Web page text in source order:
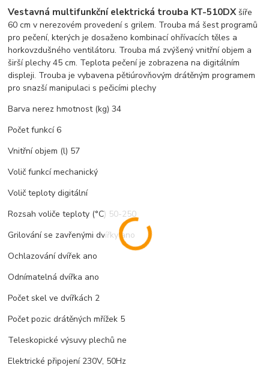
Vestavná multifunkční elektrická trouba KT-510DXšíře
60 cm v nerezovém provedení s grilem. Trouba má šest programů
pro pečení, kterých je dosaženo kombinací ohřívacích těles a
horkovzdušného ventilátoru. Trouba má zvýšený vnitřní objem a
širší plechy 45 cm. Teplota pečení je zobrazena na digitálním
displeji. Trouba je vybavena pětiúrovňovým drátěným programem
pro snazší manipulaci s pečicími plechy
Barva nerez hmotnost (kg) 34
Počet funkcí 6
Vnitřní objem (l) 57
Volič funkcí mechanický
Volič teploty digitální
Rozsah voliče teploty (°C) 50-250
Grilování se zavřenými dvířky ano
Ochlazování dvířek ano
Odnímatelná dvířka ano
Počet skel ve dvířkách 2
Počet pozic drátěných mřížek 5
Teleskopické výsuvy plechů ne
Elektrické připojení 230V, 50Hz